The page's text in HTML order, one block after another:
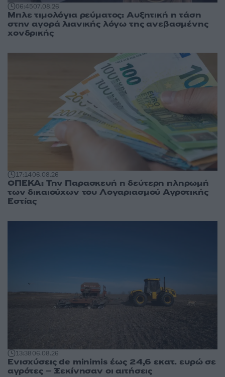
06:4507.08.26
Μπλε τιμολόγια ρεύματος: Αυξητική η τάση
στην αγορά λιανικής λόγω της ανεβασμένης
χονδρικής
17:1406.08.26
ΟΠΕΚΑ: Την Παρασκευή η δεύτερη πληρωμή
των δικαιούχων του Λογαριασμού Αγροτικής
Εστίας
13:3806.08.26
Ενισχύσεις de minimis έως 24,6 εκατ. ευρώ σε
αγρότες – Ξεκίνησαν οι αιτήσεις